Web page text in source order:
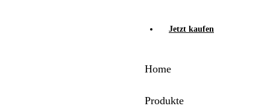
Jetzt kaufen
Home
Produkte